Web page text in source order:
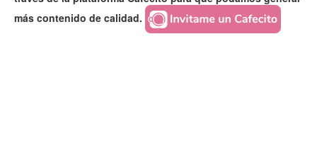
más contenido de calidad.